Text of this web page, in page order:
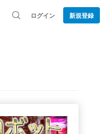
ログイン 新規登録